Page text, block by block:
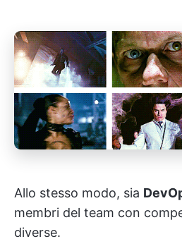
Allo stesso modo, sia
membri del team con
diverse.